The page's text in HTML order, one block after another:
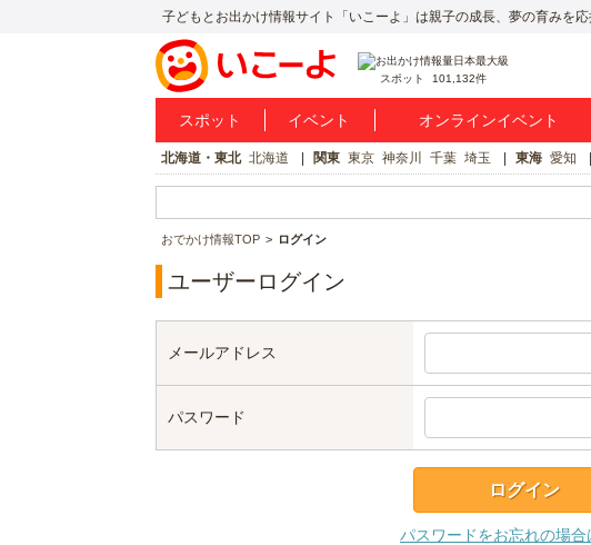
子どもとお出かけ情報サイト「いこーよ」は親子の成長、夢の育みを応
スポット 101,132件
スポット イベント オンラインイベント
北海道・東北 北海道 関東 東京 神奈川 千葉 埼玉 東海 愛知
おでかけ情報TOP ログイン
ユーザーログイン
メールアドレス
パスワード
パスワードをお忘れの場合